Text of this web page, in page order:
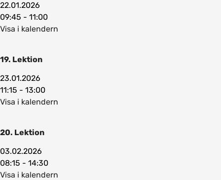
22.01.2026
09:45 - 11:00
Visa i kalendern
19. Lektion
23.01.2026
11:15 - 13:00
Visa i kalendern
20. Lektion
03.02.2026
08:15 - 14:30
Visa i kalendern